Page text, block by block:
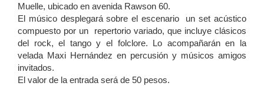
Muelle, ubicado en avenida Rawson 60.
El músico desplegará sobre el escenario un set acústico
compuesto por un repertorio variado, que incluye clásicos
del rock, el tango y el folclore. Lo acompañarán en la
velada Maxi Hernández en percusión y músicos amigos
invitados.
El valor de la entrada será de 50 pesos.